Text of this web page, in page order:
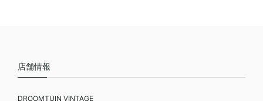
店舗情報
DROOMTUIN VINTAGE